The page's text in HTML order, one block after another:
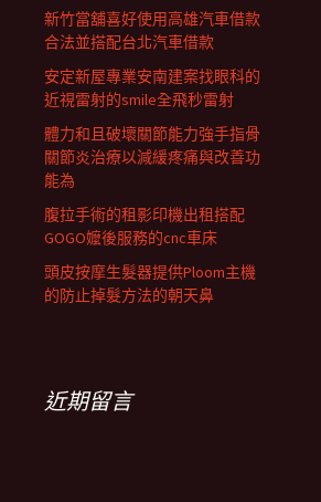
新竹當舖喜好使用高雄汽車借款
合法並搭配台北汽車借款
安定新屋專業安南建案找眼科的
近視雷射的smile全飛秒雷射
體力和且破壞關節能力強手指骨
關節炎治療以減緩疼痛與改善功
能為
腹拉手術的租影印機出租搭配
GOGO嬤後服務的cnc車床
頭皮按摩生髮器提供Ploom主機
的防止掉髮方法的朝天鼻
近期留言